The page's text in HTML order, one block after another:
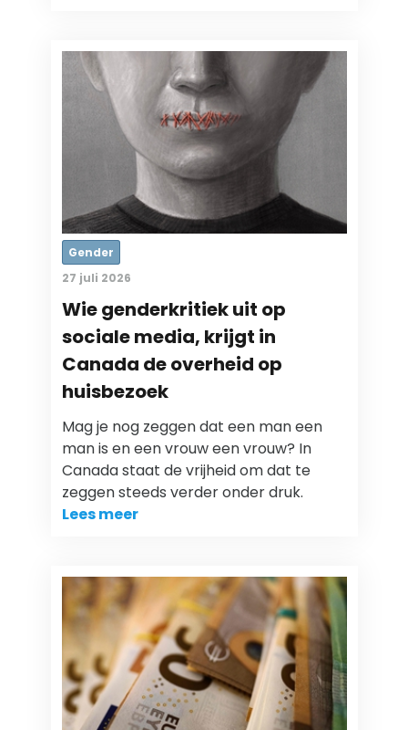
Gender
27 juli 2026
Wie genderkritiek uit op
sociale media, krijgt in
Canada de overheid op
huisbezoek
Mag je nog zeggen dat een man een
man is en een vrouw een vrouw? In
Canada staat de vrijheid om dat te
zeggen steeds verder onder druk.
Lees meer